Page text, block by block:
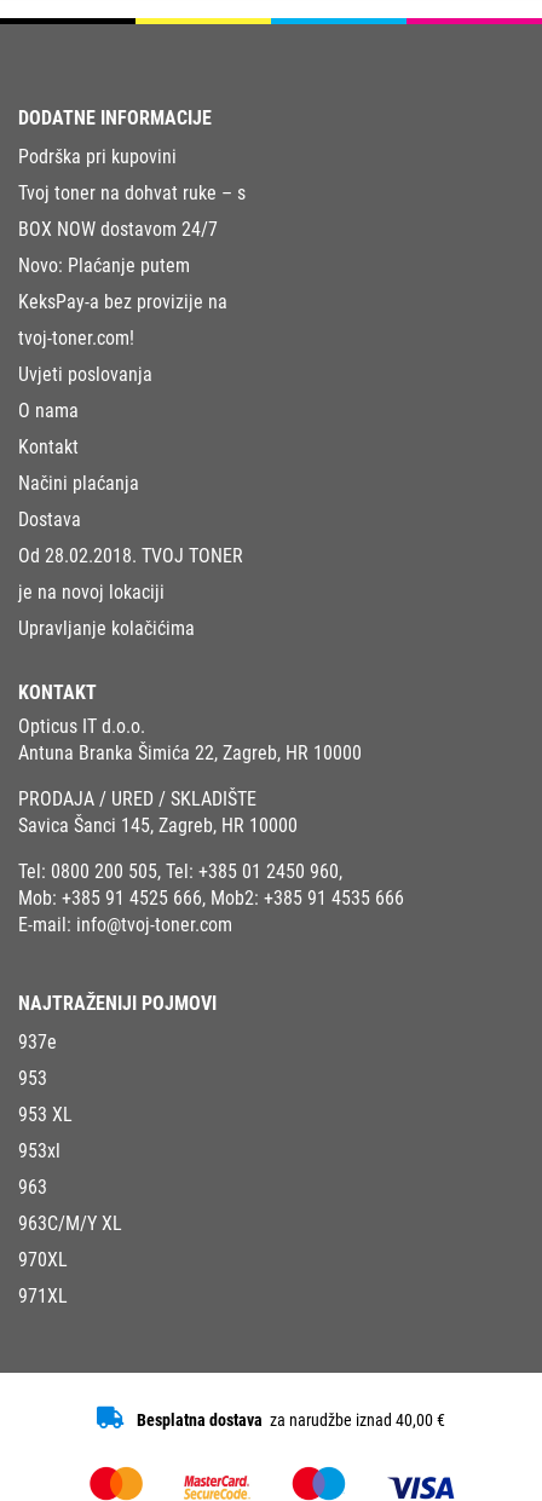
DODATNE INFORMACIJE
Podrška pri kupovini
Tvoj toner na dohvat ruke – s
BOX NOW dostavom 24/7
Novo: Plaćanje putem
KeksPay-a bez provizije na
tvoj-toner.com!
Uvjeti poslovanja
O nama
Kontakt
Načini plaćanja
Dostava
Od 28.02.2018. TVOJ TONER
je na novoj lokaciji
Upravljanje kolačićima
KONTAKT
Opticus IT d.o.o.
Antuna Branka Šimića 22, Zagreb, HR 10000
PRODAJA / URED / SKLADIŠTE
Savica Šanci 145, Zagreb, HR 10000
Tel: 0800 200 505, Tel: +385 01 2450 960,
Mob: +385 91 4525 666, Mob2: +385 91 4535 666
E-mail: info@tvoj-toner.com
NAJTRAŽENIJI POJMOVI
937e
953
953 XL
953xl
963
963C/M/Y XL
970XL
971XL
Besplatna dostava za narudžbe iznad 40,00 €